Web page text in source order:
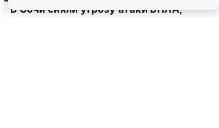
В Сочи сняли угрозу атаки БПЛА,